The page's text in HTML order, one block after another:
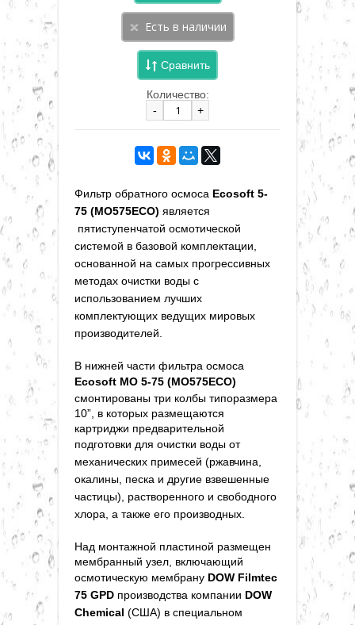
Сравнить
Количество:
-
+
Фильтр обратного осмоса Ecosoft 5-
75 (MO575ECO) является
пятиступенчатой осмотической
системой в базовой комплектации,
основанной на самых прогрессивных
методах очистки воды с
использованием лучших
комплектующих ведущих мировых
производителей.
В нижней части фильтра осмоса
Ecosoft MO 5-75 (MO575ECO)
смонтированы три колбы типоразмера
10”, в которых размещаются
картриджи предварительной
подготовки для очистки воды от
механических примесей (ржавчина,
окалины, песка и другие взвешенные
частицы), растворенного и свободного
хлора, а также его производных.
Над монтажной пластиной размещен
мембранный узел, включающий
осмотическую мембрану DOW Filmtec
75 GPD производства компании DOW
Chemical (США) в специальном